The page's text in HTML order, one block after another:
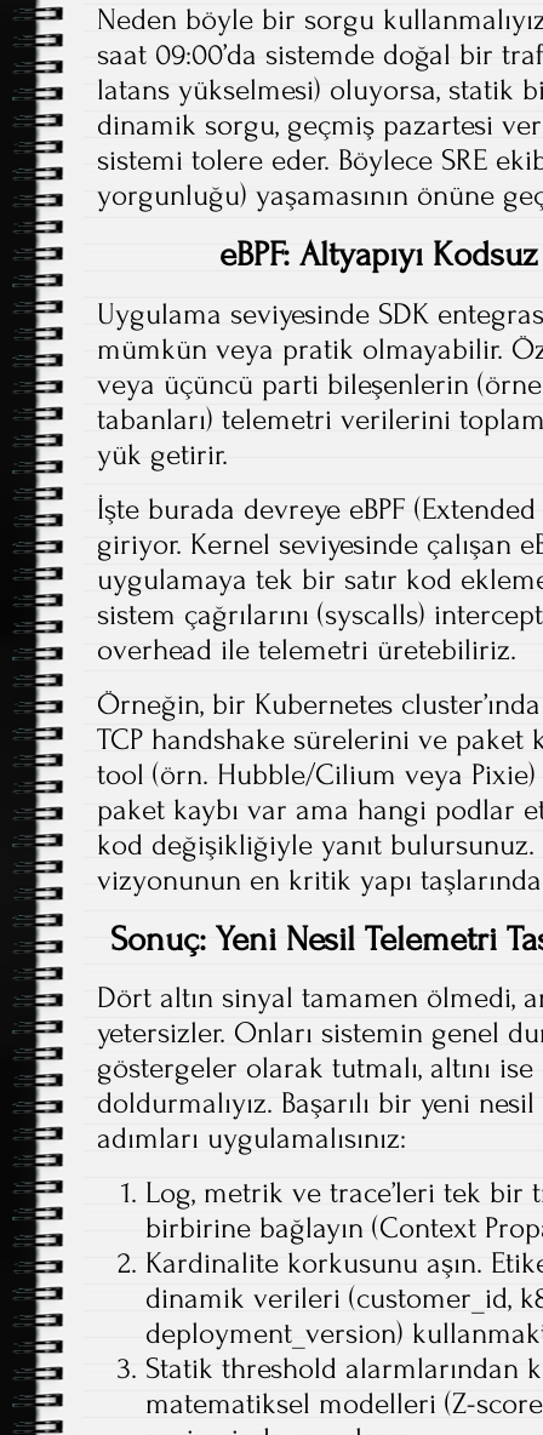
Neden böyle bir sorgu
saat 09:00’da sistemde doğal bir
latans yükselmesi) oluyorsa, statik
dinamik sorgu, geçmiş pazartesi
sistemi tolere eder. Böylece SRE
yorgunluğu) yaşamasının önüne
eBPF: Altyapıyı
Uygulama seviyesinde SDK
mümkün veya pratik olmayabilir.
veya üçüncü parti bileşenlerin
tabanları) telemetri verilerini
yük getirir.
İşte burada devreye eBPF
giriyor. Kernel seviyesinde çalışan
uygulamaya tek bir satır kod
sistem çağrılarını (syscalls)
overhead ile telemetri üretebiliriz.
Örneğin, bir Kubernetes
TCP handshake sürelerini ve paket
tool (örn. Hubble/Cilium veya Pixie)
paket kaybı var ama hangi podlar
kod değişikliğiyle yanıt
vizyonunun en kritik yapı
Sonuç: Yeni Nesil Telemetri
Dört altın sinyal tamamen ölmedi,
yetersizler. Onları sistemin genel
göstergeler olarak tutmalı, altını
doldurmalıyız. Başarılı bir yeni
adımları uygulamalısınız:
Log, metrik ve trace’leri tek bir
birbirine bağlayın (Context
Kardinalite korkusunu aşın.
dinamik verileri (customer_id,
deployment_version)
Statik threshold alarmlarından
matematiksel modelleri (Z-